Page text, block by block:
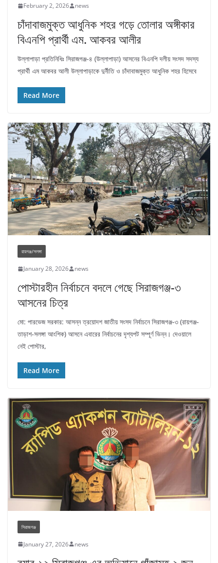
February 2, 2026 news
চাঁদাবাজমুক্ত আধুনিক শহর গড়ে তোলার অঙ্গীকার
বিএনপি প্রার্থী এম. আকবর আলীর
উল্লাপাড়া প্রতিনিধিঃ সিরাজগঞ্জ-৪ (উল্লাপাড়া) আসনের বিএনপি দলীয় সংসদ সদস্য
প্রার্থী এম আকবর আলী উল্লাপাড়াকে দুর্নীতি ও চাঁদাবাজমুক্ত আধুনিক শহর হিসেবে
Read More
রায়গঞ্জ/সলঙ্গা
January 28, 2026 news
পোস্টারহীন নির্বাচনে বদলে গেছে সিরাজগঞ্জ-৩
আসনের চিত্র
মো: পারভেজ সরকার: আসন্ন ত্রয়োদশ জাতীয় সংসদ নির্বাচনে সিরাজগঞ্জ-৩ (রায়গঞ্জ-
তাড়াশ-সলঙ্গা আংশিক) আসনে এবারের নির্বাচনের দৃশ্যপট সম্পূর্ণ ভিন্ন। দেওয়ালে
নেই পোস্টার,
Read More
সিরাজগঞ্জ
January 27, 2026 news